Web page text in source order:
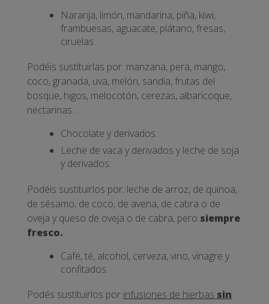
Naranja, limón, mandarina, piña, kiwi,
frambuesas, aguacate, plátano, fresas,
ciruelas.
Podéis sustituirlas por: manzana, pera, mango,
coco, granada, uva, melón, sandía, frutas del
bosque, higos, melocotón, cerezas, albaricoque,
nectarinas…
Chocolate y derivados.
Leche de vaca y derivados y leche de soja
y derivados.
Podéis sustituirlos por: leche de arroz, de quinoa,
de sésamo, de coco, de avena, de cabra o de
oveja y queso de oveja o de cabra, pero siempre
fresco.
Café, té, alcohol, cerveza, vino, vinagre y
confitados.
Podés sustituirlos por infusiones de hierbas sin